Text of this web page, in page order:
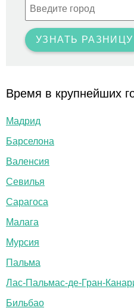
УЗНАТЬ РАЗНИЦУ
Время в крупнейших
Мадрид
Барселона
Валенсия
Севилья
Сарагоса
Малага
Мурсия
Пальма
Лас-Пальмас-де-Гран-
Бильбао